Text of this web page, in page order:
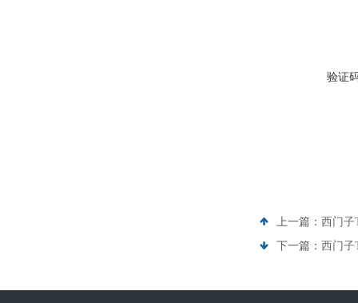
验证
上一篇： 西门子
下一篇： 西门子